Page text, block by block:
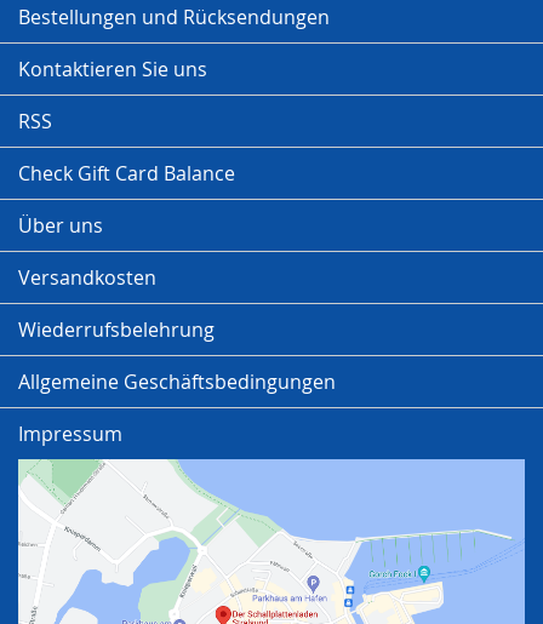
Bestellungen und Rücksendungen
Kontaktieren Sie uns
RSS
Check Gift Card Balance
Über uns
Versandkosten
Wiederrufsbelehrung
Allgemeine Geschäftsbedingungen
Impressum